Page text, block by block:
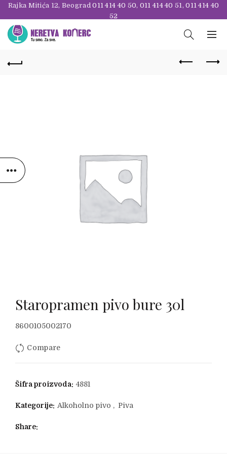
Rajka Mitića 12, Beograd011 414 40 50, 011 414 40 51,011 414 40
52
Staropramen pivo bure 30l
8600105002170
Compare
Šifra proizvoda: 4881
Kategorije: Alkoholno pivo , Piva
Share